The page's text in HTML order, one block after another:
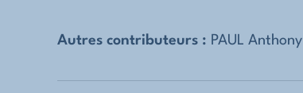
Autres contributeurs : PAUL Anthony